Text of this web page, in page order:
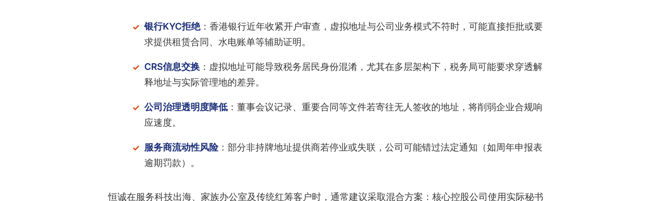
银行KYC拒绝：香港银行近年收紧开户审查，虚拟地址与公司业务模式不符时，可能直接拒批或要
求提供租赁合同、水电账单等辅助证明。
CRS信息交换：虚拟地址可能导致税务居民身份混淆，尤其在多层架构下，税务局可能要求穿透解
释地址与实际管理地的差异。
公司治理透明度降低：董事会议记录、重要合同等文件若寄往无人签收的地址，将削弱企业合规响
应速度。
服务商流动性风险：部分非持牌地址提供商若停业或失联，公司可能错过法定通知（如周年申报表
逾期罚款）。
恒诚在服务科技出海、家族办公室及传统红筹客户时，通常建议采取混合方案：核心控股公司使用实际秘书